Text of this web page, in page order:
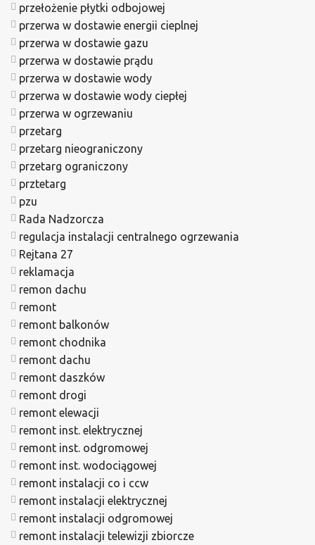
przełożenie płytki odbojowej
przerwa w dostawie energii cieplnej
przerwa w dostawie gazu
przerwa w dostawie prądu
przerwa w dostawie wody
przerwa w dostawie wody ciepłej
przerwa w ogrzewaniu
przetarg
przetarg nieograniczony
przetarg ograniczony
prztetarg
pzu
Rada Nadzorcza
regulacja instalacji centralnego ogrzewania
Rejtana 27
reklamacja
remon dachu
remont
remont balkonów
remont chodnika
remont dachu
remont daszków
remont drogi
remont elewacji
remont inst. elektrycznej
remont inst. odgromowej
remont inst. wodociągowej
remont instalacji co i ccw
remont instalacji elektrycznej
remont instalacji odgromowej
remont instalacji telewizji zbiorcze